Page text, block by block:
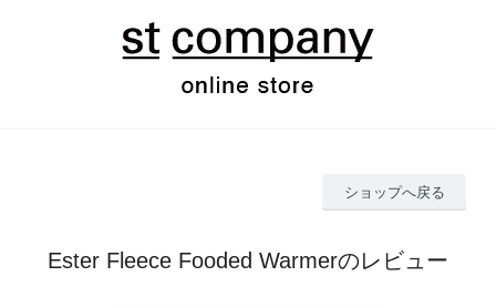
ショップへ戻る
Ester Fleece Fooded Warmerのレビュー